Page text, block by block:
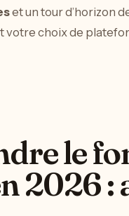
et un tour d’horizon
votre choix de
le
2026 :